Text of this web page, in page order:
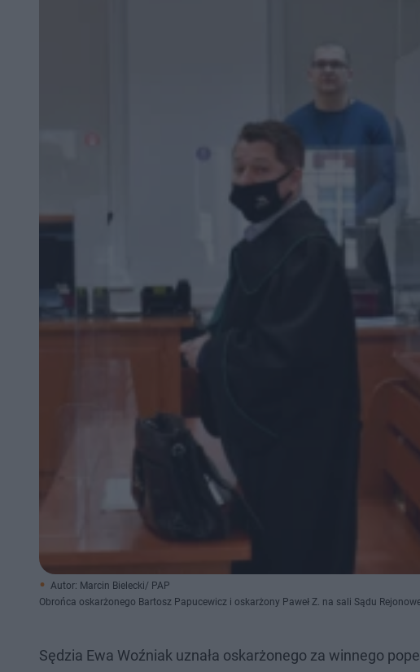
Autor: Marcin Bielecki/ PAP
Obrońca oskarżonego Bartosz Papucewicz i oskarżony Paweł Z. na sali Sądu
Sędzia Ewa Woźniak uznała oskarżonego za winnego